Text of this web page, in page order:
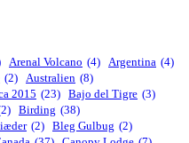
Arenal Volcano (4) Argentina (4)
(2) Australien (8)
2015 (23) Bajo del Tigre (3)
Birding (38)
(2) Bleg Gulbug (2)